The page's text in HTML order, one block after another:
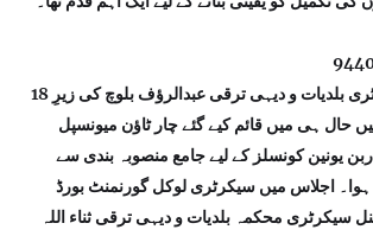
18 دسمبر 2025:سیکرٹری بلدیات و دیہی ترقی عبدالرؤف بلوچ کی زیرِ
حال ہی میں قائم کیے گئے چار ٹاؤن میونسپل
کارپوریشنز اور172 اربن یونین کونسلز کے لیے جامع منصوبہ بندی سے
اجلاس میں سیکرٹری لوکل گورنمنٹ بورڈ
سیکرٹری محکمہ بلدیات و دیہی ترقی ثناء اللہ